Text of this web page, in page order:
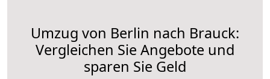
Umzug von Berlin nach Brauck:
Vergleichen Sie Angebote und
sparen Sie Geld